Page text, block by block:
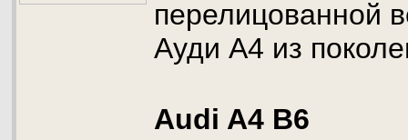
перелицованной
Ауди А4 из
Audi A4 B6